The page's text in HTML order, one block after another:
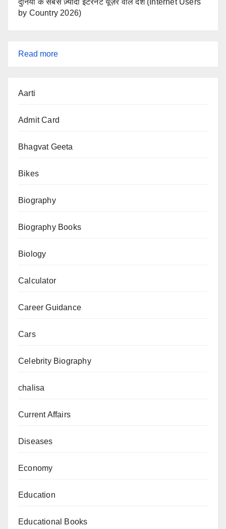
by Country 2026)
Read more:
2023):
Aarti
Admit Card
Bhagvat Geeta
Bikes
Biography
Biography Books
Biology
Calculator
Career Guidance
Cars
Celebrity Biography
chalisa
Current Affairs
Diseases
Economy
Education
Educational Books